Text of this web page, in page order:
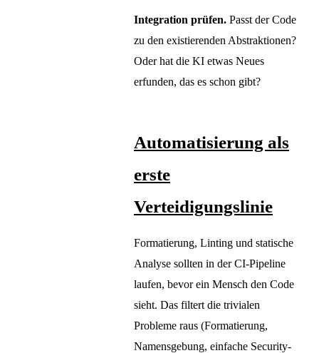
Integration prüfen. Passt der Code
zu den existierenden Abstraktionen?
Oder hat die KI etwas Neues
erfunden, das es schon gibt?
Automatisierung als
erste
Verteidigungslinie
Formatierung, Linting und statische
Analyse sollten in der CI-Pipeline
laufen, bevor ein Mensch den Code
sieht. Das filtert die trivialen
Probleme raus (Formatierung,
Namensgebung, einfache Security-